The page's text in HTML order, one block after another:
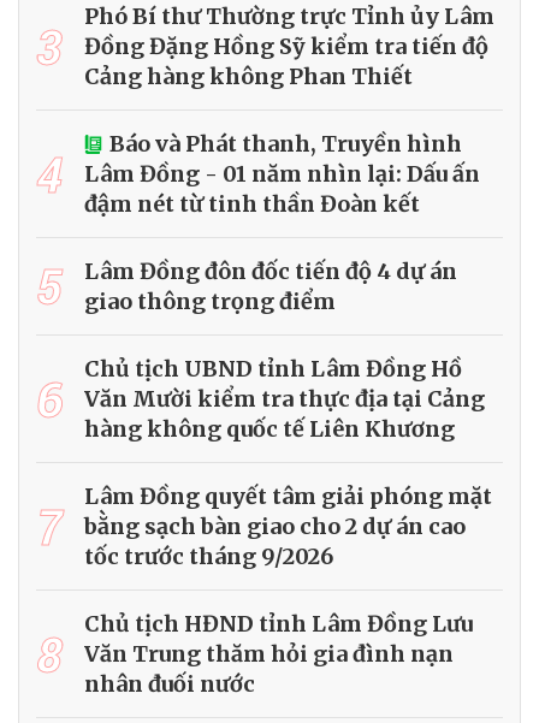
3
Phó Bí thư Thường trực Tỉnh ủy Lâm
Đồng Đặng Hồng Sỹ kiểm tra tiến độ
Cảng hàng không Phan Thiết
4
Báo và Phát thanh, Truyền hình
Lâm Đồng - 01 năm nhìn lại: Dấu ấn
đậm nét từ tinh thần Đoàn kết
5
Lâm Đồng đôn đốc tiến độ 4 dự án
giao thông trọng điểm
6
Chủ tịch UBND tỉnh Lâm Đồng Hồ
Văn Mười kiểm tra thực địa tại Cảng
hàng không quốc tế Liên Khương
7
Lâm Đồng quyết tâm giải phóng mặt
bằng sạch bàn giao cho 2 dự án cao
tốc trước tháng 9/2026
8
Chủ tịch HĐND tỉnh Lâm Đồng Lưu
Văn Trung thăm hỏi gia đình nạn
nhân đuối nước